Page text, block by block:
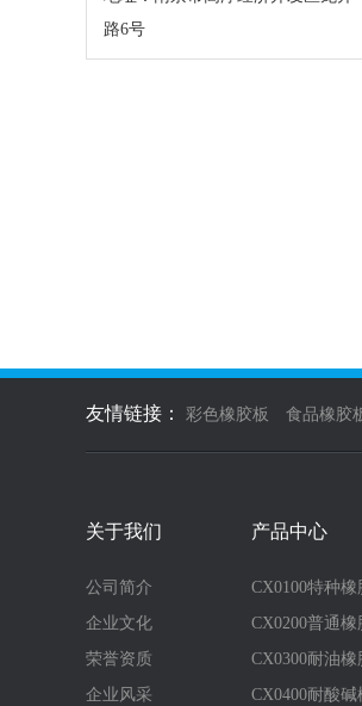
路6号
友情链接： 彩色橡胶板 食品橡胶
关于我们
公司简介
企业文化
荣誉资质
企业风采
产品中心
CX0100特种
CX0200普通
CX0300耐油
CX0400耐酸